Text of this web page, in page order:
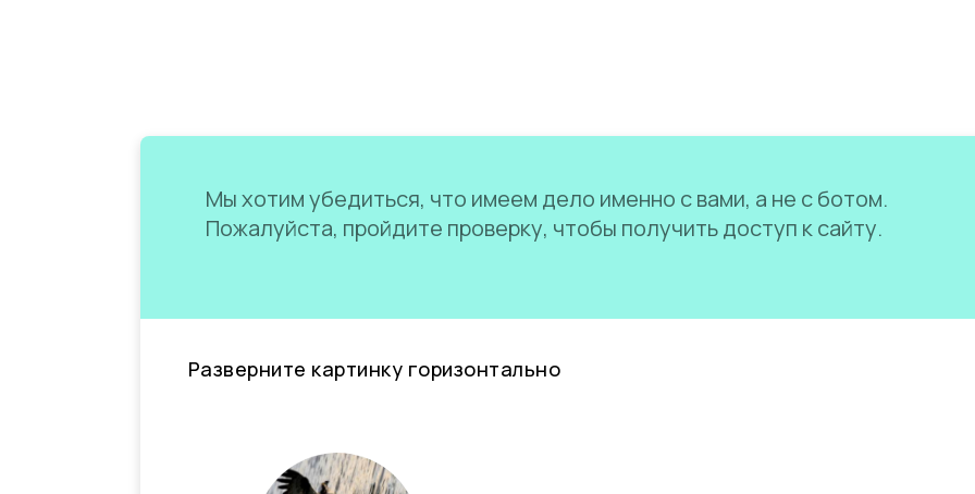
Мы хотим убедиться, что имеем дело именно с вами, а не с ботом.
Пожалуйста, пройдите проверку, чтобы получить доступ к сайту.
Разверните картинку горизонтально